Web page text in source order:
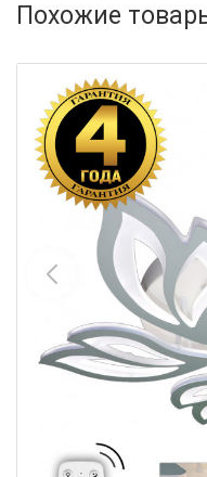
Похожие
Накладной светильник
82006
Natali Kovaltseva
3 698 руб.
В наличии 9